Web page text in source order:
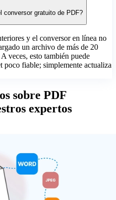
conversor gratuito de PDF?
y el conversor en línea no
un archivo de más de 20
veces, esto también puede
poco fiable; simplemente actualiza
sobre PDF
expertos